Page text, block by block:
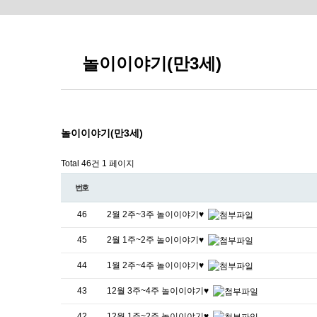
놀이이야기(만3세)
놀이이야기(만3세)
Total 46건 1 페이지
번호
46 2월 2주~3주 놀이이야기♥
45 2월 1주~2주 놀이이야기♥
44 1월 2주~4주 놀이이야기♥
43 12월 3주~4주 놀이이야기♥